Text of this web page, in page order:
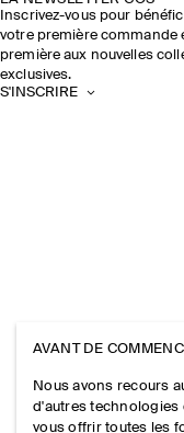
Inscrivez-vous pour
votre première commande
première aux nouvelles
exclusives.
S'INSCRIRE
AVANT DE
Nous avons recours
d'autres technologies
vous offrir toutes les